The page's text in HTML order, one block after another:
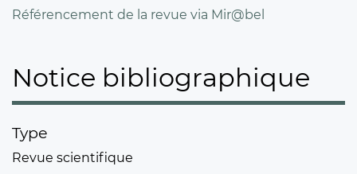
Référencement de la revue via Mir@bel
Notice bibliographique
Type
Revue scientifique